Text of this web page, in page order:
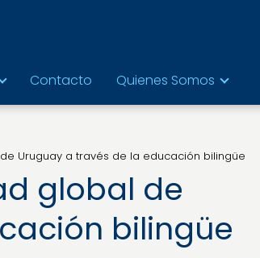
Contacto Quienes Somos
Uruguay a través de la educación bilingüe
global de
bilingüe